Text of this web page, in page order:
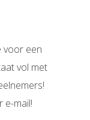
voor een
vol met
e-mail!